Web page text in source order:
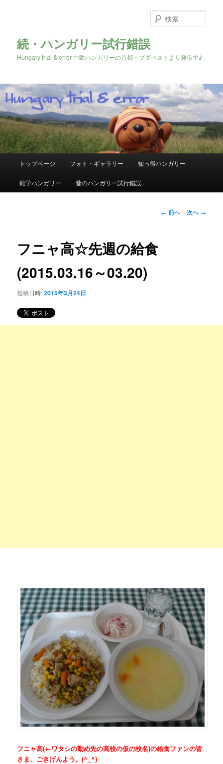
続・ハンガリー試行錯誤
Hungary trial & error 中欧ハンガリーの首都・ブダペストより発信中♪
索
メ
イ
ン
テ
ン
ツ
トップページ フォト・ギャラリー 知っ得ハンガリー
雑学ハンガリー 昔のハンガリー試行錯誤
投← 前へ 次へ→
フニャ高☆先週の給食
(2015.03.16～03.20)
投稿日時:2015年3月24日
フニャ高(←ワタシの勤め先の高校の仮の校名)の給食ファンの皆
さま、ごきげんよう。(^_^)